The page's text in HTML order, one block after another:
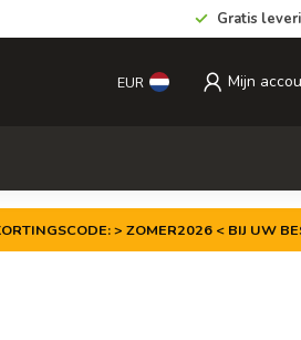
Gratis
EUR Mijn
> ZOMER2026 < BIJ UW